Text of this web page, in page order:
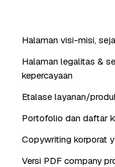
Halaman visi-misi,
Halaman legalitas &
kepercayaan
Etalase layanan/
Portofolio dan daftar
Copywriting korporat
Versi PDF company